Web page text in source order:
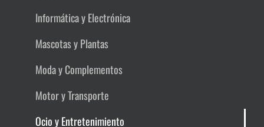
Informática y Electrónica
Mascotas y Plantas
Moda y Complementos
Motor y Transporte
Ocio y Entretenimiento